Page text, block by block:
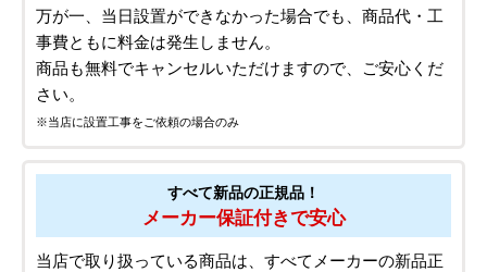
万が一、当日設置ができなかった場合でも、商品代・工
事費ともに料金は発生しません。
商品も無料でキャンセルいただけますので、ご安心くだ
さい。
※当店に設置工事をご依頼の場合のみ
すべて新品の正規品！
メーカー保証付きで安心
当店で取り扱っている商品は、すべてメーカーの新品正